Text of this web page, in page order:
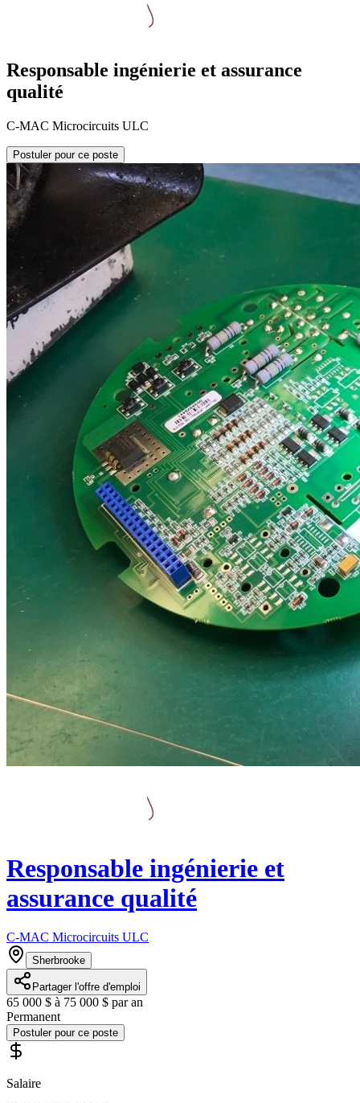
Responsable ingénierie et assurance
qualité
C-MAC Microcircuits ULC
Postuler pour ce poste
Responsable ingénierie et
assurance qualité
C-MAC Microcircuits ULC
Sherbrooke
Partager l'offre d'emploi
65 000 $ à 75 000 $ par an
Permanent
Postuler pour ce poste
Salaire